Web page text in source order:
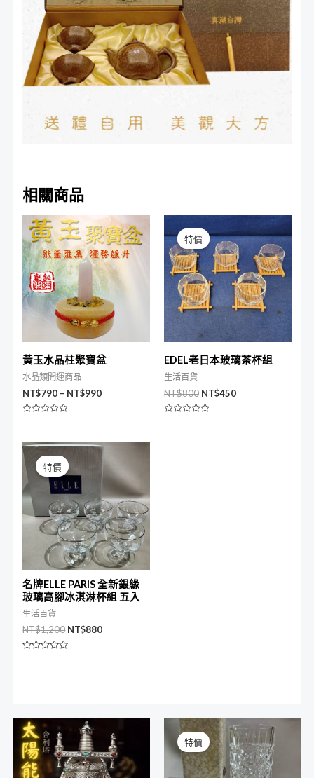
相關商品
黃玉水晶柱聚寶盆
水晶類開運商品
NT$790 – NT$990
滿
分
5
特價
特價
EDEL老日本玻璃茶杯組
生活百貨
NT$800
始
價
格：
NT$800。
NT$450
前
價
格：
NT$450。
特價
特價
名牌ELLE PARIS 全新銀緣
玻璃高腳冰淇淋杯組 五入
生活百貨
NT$1,200
原
始
價
格：
NT$1,200。
NT$880
目
前
價
格：
NT$880。
特價
原
始
價
格：
NT$1,500。
目
前
價
格：
NT$900。